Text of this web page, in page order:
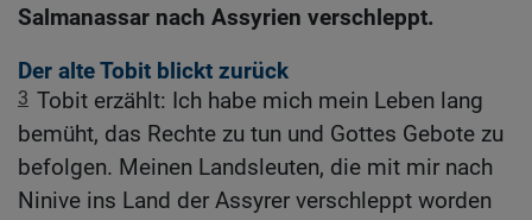
Salmanassar nach Assyrien verschleppt.
Der alte Tobit blickt zurück
3 Tobit erzählt: Ich habe mich mein Leben lang
bemüht, das Rechte zu tun und Gottes Gebote zu
befolgen. Meinen Landsleuten, die mit mir nach
Ninive ins Land der Assyrer verschleppt worden